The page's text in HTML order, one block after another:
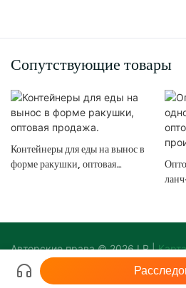
Сопутствующие товары
Контейнеры для еды на вынос в
форме ракушки, оптовая
Авторские права © 2026 LR |
17140818号-2